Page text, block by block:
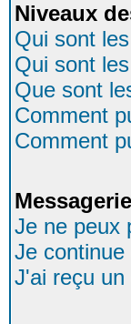
Niveaux
Qui sont
Qui sont
Que sont
Comment
Comment
Je ne peux
Je
J'ai reçu